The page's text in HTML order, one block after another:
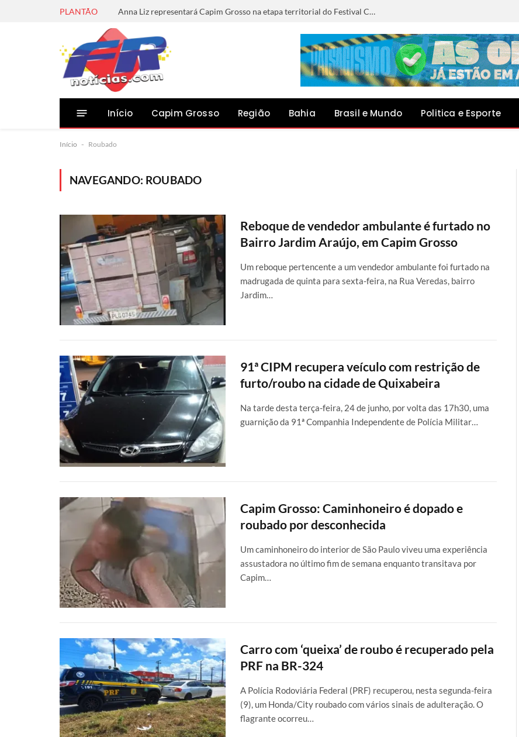
PLANTÃO Mulher é presa ao retirar encomenda com R$ 1 mil em notas falsas nos Correios de Campo Formoso
Início Capim Grosso Região Bahia Brasil e Mundo Politica e Esporte
Início - Roubado
NAVEGANDO: ROUBADO
Reboque de vendedor ambulante é furtado no
Bairro Jardim Araújo, em Capim Grosso
Um reboque pertencente a um vendedor ambulante foi furtado na
madrugada de quinta para sexta-feira, na Rua Veredas, bairro
Jardim…
91ª CIPM recupera veículo com restrição de
furto/roubo na cidade de Quixabeira
Na tarde desta terça-feira, 24 de junho, por volta das 17h30, uma
guarnição da 91ª Companhia Independente de Polícia Militar…
Capim Grosso: Caminhoneiro é dopado e
roubado por desconhecida
Um caminhoneiro do interior de São Paulo viveu uma experiência
assustadora no último fim de semana enquanto transitava por
Capim…
Carro com ‘queixa’ de roubo é recuperado pela
PRF na BR-324
A Polícia Rodoviária Federal (PRF) recuperou, nesta segunda-feira
(9), um Honda/City roubado com vários sinais de adulteração. O
flagrante ocorreu…